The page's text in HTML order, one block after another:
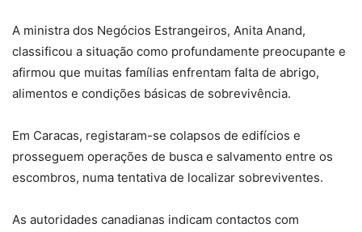
A ministra dos Negócios Estrangeiros, Anita Anand,
classificou a situação como profundamente preocupante e
afirmou que muitas famílias enfrentam falta de abrigo,
alimentos e condições básicas de sobrevivência.
Em Caracas, registaram-se colapsos de edifícios e
prosseguem operações de busca e salvamento entre os
escombros, numa tentativa de localizar sobreviventes.
As autoridades canadianas indicam contactos com